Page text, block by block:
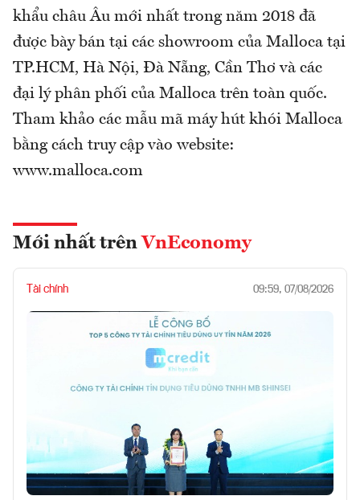
khẩu châu Âu mới nhất trong năm 2018 đã
được bày bán tại các showroom của Malloca tại
TP.HCM, Hà Nội, Đà Nẵng, Cần Thơ và các
đại lý phân phối của Malloca trên toàn quốc.
Tham khảo các mẫu mã máy hút khói Malloca
bằng cách truy cập vào website:
www.malloca.com
Mới nhất trên VnEconomy
Tài chính 09:59, 07/08/2026